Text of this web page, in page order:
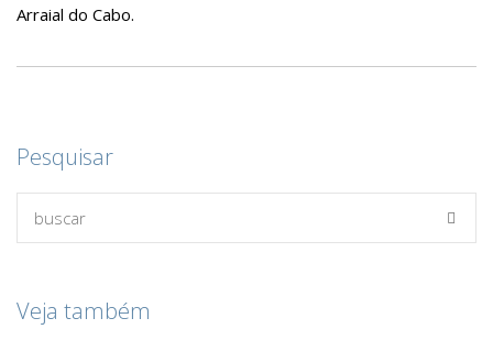
Arraial do Cabo.
Pesquisar
Veja também